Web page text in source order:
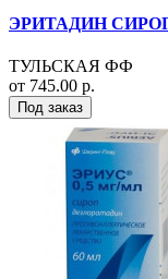
ЭРИТАДИН
ТУЛЬСКАЯ ФФ
от 745.00 р.
Под заказ